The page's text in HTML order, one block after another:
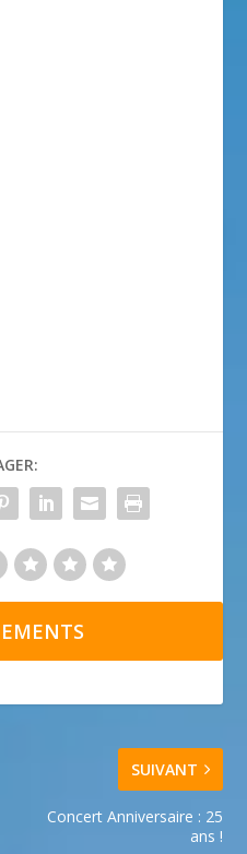
SUIVANT
Concert Anniversaire : 25
ans !